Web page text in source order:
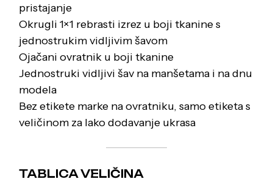
pristajanje
Okrugli 1×1 rebrasti izrez u boji tkanine s
jednostrukim vidljivim šavom
Ojačani ovratnik u boji tkanine
Jednostruki vidljivi šav na manšetama i na dnu
modela
Bez etikete marke na ovratniku, samo etiketa s
veličinom za lako dodavanje ukrasa
TABLICA VELIČINA